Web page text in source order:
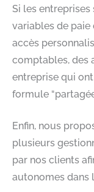
Si les
variables de paie
accès
comptables, des
entreprise qui
formule
Enfin, nous
plusieurs
par nos clients
autonomes dans